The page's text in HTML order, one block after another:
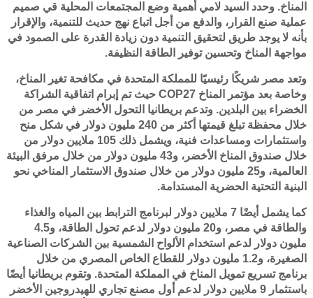
المناخ. وحدد السيد لامي أهمية وضع المجتمعات المحلية قي صميم
عملية صنع القرار، والدفع من أجل اتباع نهج حديث للتنمية، والإقرار
بأنه لا يوجد طريق لتحقيق التنمية دون زيادة القدرة على الصمود في
مواجهة المناخ وتحسين توفير الطاقة النظيفة.
وتعد مصر شريكًا رئيسيًا للمملكة المتحدة في مكافحة تغير المناخ،
وخاصة بعد مؤتمر المناخ COP27 حيث تم إبرام اتفاقية الشراكة
الخضراء بين البلدين. وتدعم بريطانيا التحول الأخضر في مصر من
خلال محفظة تبلغ قيمتها أكثر من 240 مليون دولار في شكل منح
واستثمارات ومساعدات فنية، ويشمل ذلك 105 ملايين دولار من
خلال صندوق المناخ الأخضر، و43 مليون دولار من خلال مرفق البيئة
العالمية، و25 مليون دولار من خلال صندوق الاستثمار المناخي نحو
البنية التحتية الحضرية المستدامة.
كما يشمل أيضًا 7 ملايين دولار لبرنامج الترابط بين المياه والغذاء
والطاقة في مصر، و20 مليون دولار لدعم تحول الطاقة، و4.5
مليون دولار لدعم استخدام الألواح الشمسية بين الشركات الصناعية
الصغيرة، و1.2 مليون دولار للقطاع الخاص المصري من خلال
برنامج تسريع تمويل المناخ في المملكة المتحدة. وتقوم بريطانيا أيضًا
باستثمار 9 ملايين دولار لدعم أول مصنع تجاري للهيدروجين الأخضر